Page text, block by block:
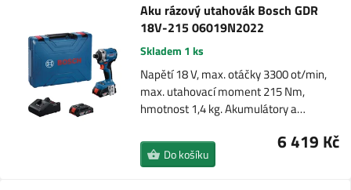
Aku rázový utahovák Bosch GDR
18V-215 06019N2022
Skladem 1 ks
Napětí 18 V, max. otáčky 3300 ot/min,
max. utahovací moment 215 Nm,
hmotnost 1,4 kg. Akumulátory a…
6 419 Kč
Do košíku